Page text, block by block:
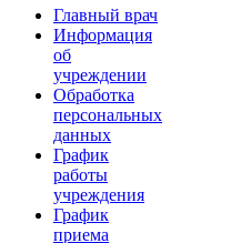
Главный врач
Информация
об
учреждении
Обработка
персональных
данных
График
работы
учреждения
График
приема